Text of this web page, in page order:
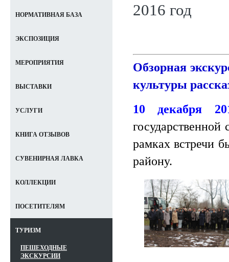
2016 год
Обзорная
культуры
10 декабря
рамках встречи
району.
НОРМАТИВНАЯ БАЗА
ЭКСПОЗИЦИЯ
МЕРОПРИЯТИЯ
ВЫСТАВКИ
УСЛУГИ
КНИГА ОТЗЫВОВ
СУВЕНИРНАЯ ЛАВКА
КОЛЛЕКЦИИ
ПОСЕТИТЕЛЯМ
ТУРИЗМ
ПЕШЕХОДНЫЕ
ЭКСКУРСИИ